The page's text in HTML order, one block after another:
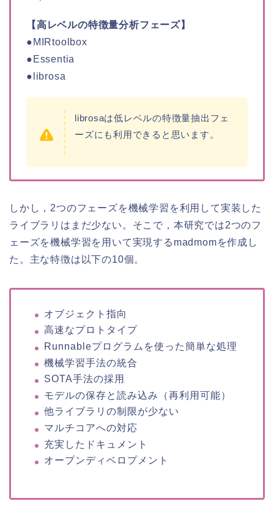
【高レベルの特徴量分析フェーズ】
●MIRtoolbox
●Essentia
●librosa
librosaは低レベルの特徴量抽出フェ
ーズにも利用できると思います。
しかし，2つのフェーズを機械学習を利用して実装した
ライブラリはまだ少ない。そこで，本研究では2つのフ
ェーズを機械学習を用いて実現するmadmomを作成し
た。主な特徴は以下の10個。
オブジェクト指向
高速なプロトタイプ
Runnableプログラムを使った簡単な処理
機械学習手法の統合
SOTA手法の採用
モデルの保存と読み込み（再利用可能）
他ライブラリの制限が少ない
マルチコアへの対応
充実したドキュメント
オープンディベロプメント